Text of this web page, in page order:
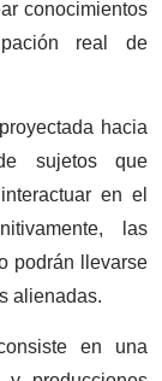
conocimientos
real de
hacia
sujetos que
en el
las
podrán llevarse
alienadas.
en una